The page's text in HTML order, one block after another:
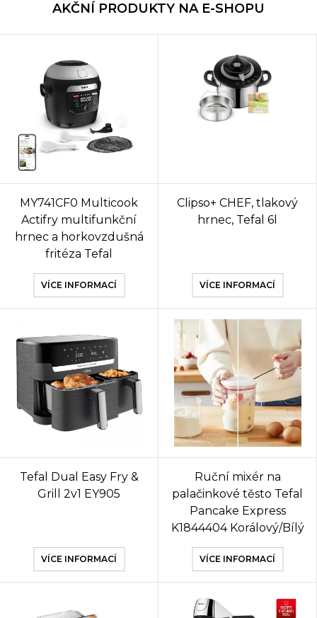
AKČNÍ PRODUKTY NA E-SHOPU
MY741CF0 Multicook
Actifry multifunkční
hrnec a horkovzdušná
fritéza Tefal
VÍCE INFORMACÍ
Clipso+ CHEF, tlakový
hrnec, Tefal 6l
VÍCE INFORMACÍ
Tefal Dual Easy Fry &
Grill 2v1 EY905
VÍCE INFORMACÍ
Ruční mixér na
palačinkové těsto Tefal
Pancake Express
K1844404 Korálový/Bílý
VÍCE INFORMACÍ